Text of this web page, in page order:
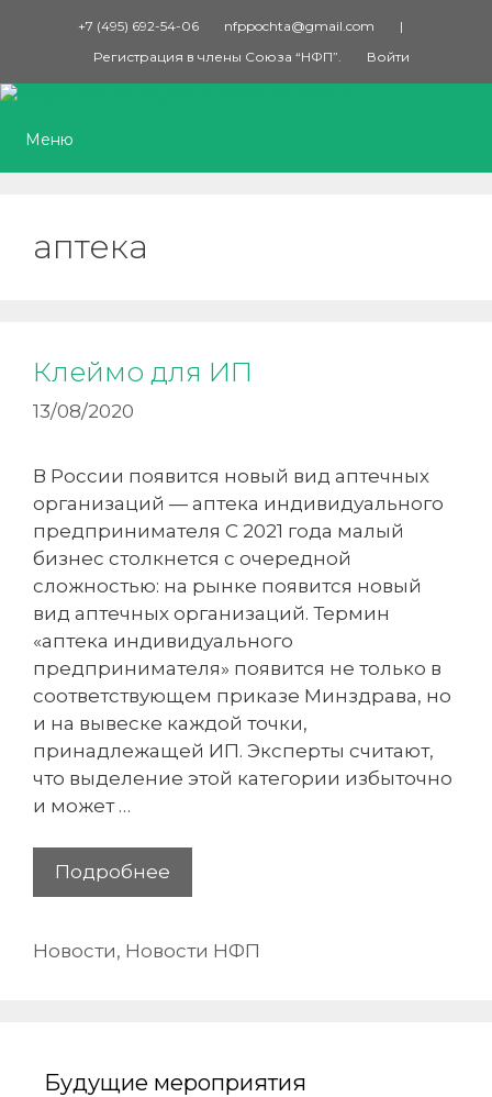
содержимому
+7 (495) 692-54-06 nfppochta@gmail.com
|
Регистрация в члены Союза “НФП”.
Войти
Меню
аптека
Клеймо для ИП
13/08/2020
В России появится новый вид аптечных
организаций — аптека индивидуального
предпринимателя С 2021 года малый
бизнес столкнется с очередной
сложностью: на рынке появится новый
вид аптечных организаций. Термин
«аптека индивидуального
предпринимателя» появится не только в
соответствующем приказе Минздрава, но
и на вывеске каждой точки,
принадлежащей ИП. Эксперты считают,
что выделение этой категории избыточно
и может …
Подробнее
для
Рубрики
Новости, Новости НФП
Будущие мероприятия